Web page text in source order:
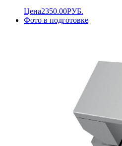
Цена2350.00РУБ.
Фото в подготовке